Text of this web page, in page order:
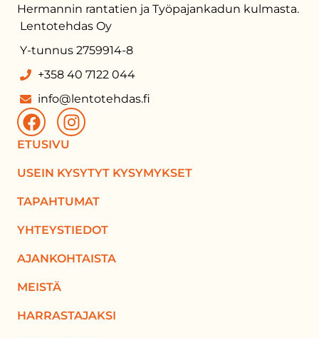
Hermannin rantatien ja Työpajankadun kulmasta.
Lentotehdas Oy
Y-tunnus 2759914-8
+358 40 7122 044
info@lentotehdas.fi
ETUSIVU
USEIN KYSYTYT KYSYMYKSET
TAPAHTUMAT
YHTEYSTIEDOT
AJANKOHTAISTA
MEISTÄ
HARRASTAJAKSI